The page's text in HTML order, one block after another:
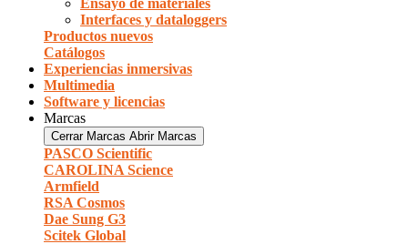
Ensayo de materiales
Interfaces y dataloggers
Productos nuevos
Catálogos
Experiencias inmersivas
Multimedia
Software y licencias
Marcas
Cerrar Marcas Abrir Marcas
PASCO Scientific
CAROLINA Science
Armfield
RSA Cosmos
Dae Sung G3
Scitek Global